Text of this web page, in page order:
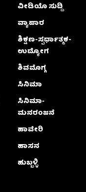
ವೀಡಿಯೊ ಸುದ್ದಿ
ವ್ಯಾಪಾರ
ಶಿಕ್ಷಣ-ಸ್ಪರ್ಧಾತ್ಮಕ-
ಉದ್ಯೋಗ
ಶಿವಮೊಗ್ಗ
ಸಿನಿಮಾ
ಸಿನಿಮಾ-
ಮನರಂಜನೆ
ಹಾವೇರಿ
ಹಾಸನ
ಹುಬ್ಬಳ್ಳಿ